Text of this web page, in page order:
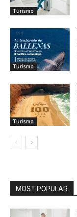
Turismo
Turismo
Turismo
MOST POPULAR